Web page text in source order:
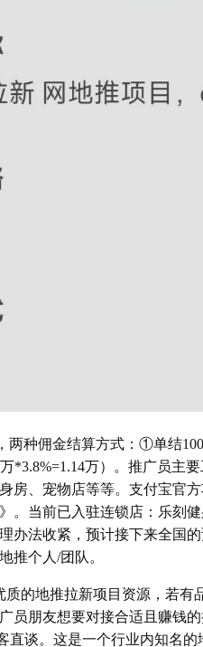
两种佣金结算方式：①单结
*3.8%=1.14万）。推广员主
房、宠物店等等。支付宝官
。当前已入驻连锁店：乐刻
办法收紧，预计接下来全国
推个人/团队。
质的地推拉新项目资源，若
员朋友想要对接合适且赚钱
直谈。这是一个行业内知名